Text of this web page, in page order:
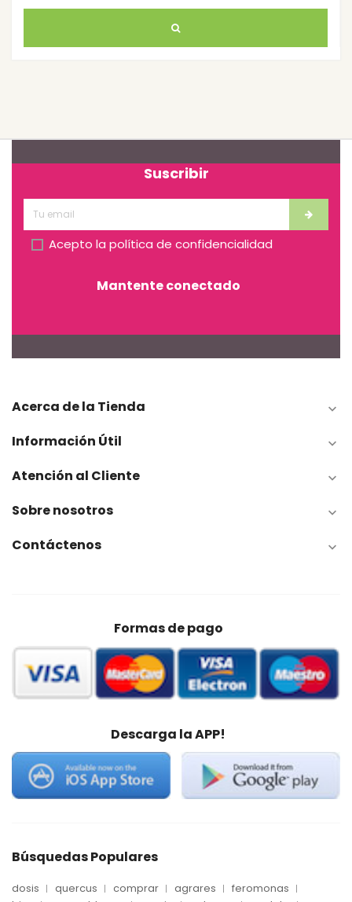
Suscribir
Acepto la política de confidencialidad
Mantente conectado
Acerca de la Tienda 
Información Útil 
Atención al Cliente 
Sobre nosotros 
Contáctenos 
Formas de pago
Descarga la APP!
Búsquedas Populares
dosis quercus comprar agrares
feromonas